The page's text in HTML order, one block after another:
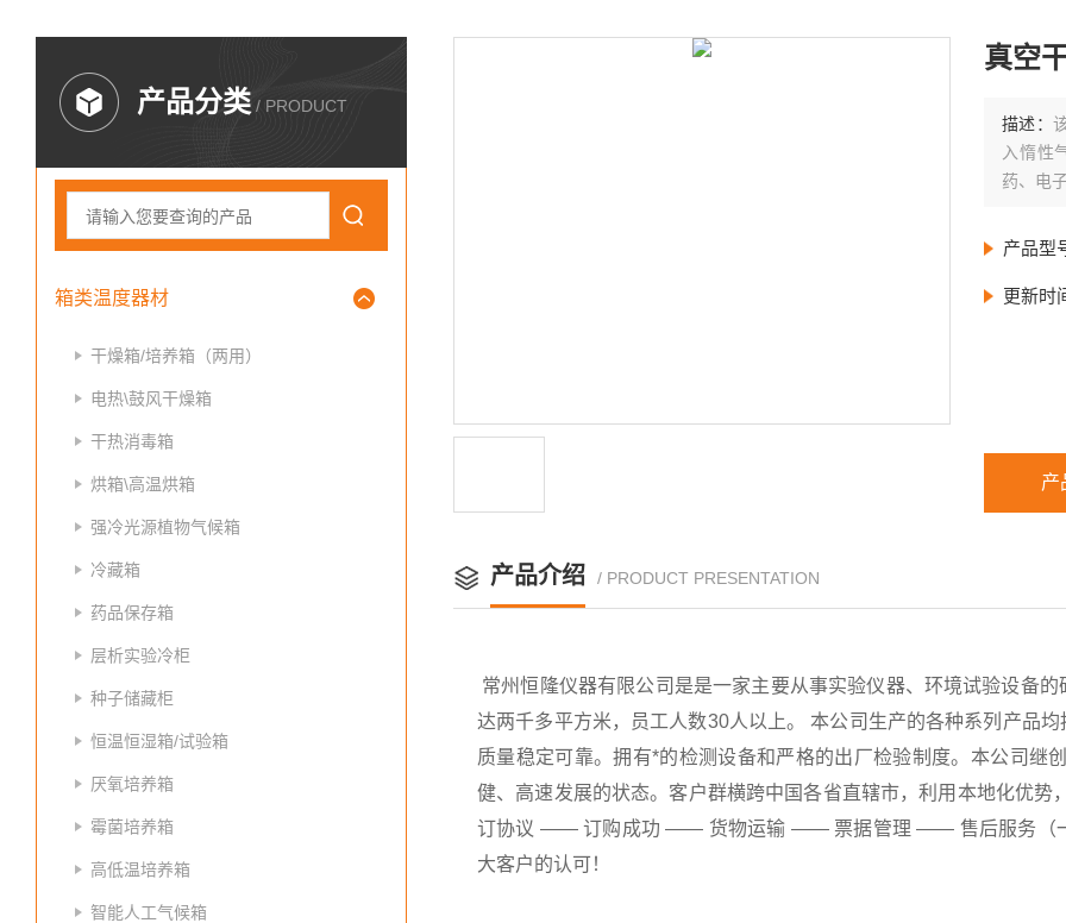
产品分类 / PRODUCT
箱类温度器材
干燥箱/培养箱（两用）
电热\鼓风干燥箱
干热消毒箱
烘箱\高温烘箱
强冷光源植物气候箱
冷藏箱
药品保存箱
层析实验冷柜
种子储藏柜
恒温恒湿箱/试验箱
厌氧培养箱
霉菌培养箱
高低温培养箱
智能人工气候箱
真空
描述：
入惰性
药、电
产品型
更新时
产
产品介绍 / PRODUCT PRESENTATION
常州恒隆仪器有限公司是是一家主要从事实验仪器、环境试验设备
达两千多平方米，员工人数30人以上。 本公司生产的各种系列产品
质量稳定可靠。拥有*的检测设备和严格的出厂检验制度。本公司继
健、高速发展的状态。客户群横跨中国各省直辖市，利用本地化优
订协议 —— 订购成功 —— 货物运输 —— 票据管理 —— 售后服务（一
大客户的认可！